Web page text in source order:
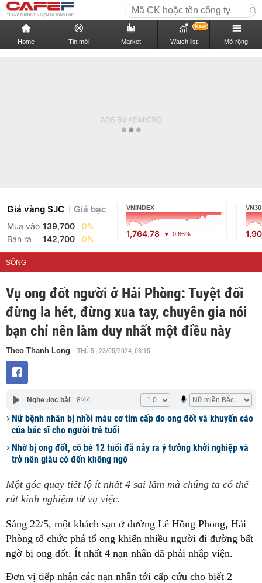
Home Tin mới Market Watch list
New
Mở rộng
Giá vàng SJC Giá bạc
Mua vào 139,700
0%
Bán ra
142,700 0%
VNINDEX
1,764.78 -0.66%
VN30
SỐNG
Vụ ong đốt người ở Hải Phòng: Tuyệt đối
đừng la hét, đừng xua tay, chuyên gia nói
bạn chỉ nên làm duy nhất một điều này
Theo Thanh Long - THỨ 5 , 23/05/2024, 08:15
Nghe đọc bài 8:44
Nữ bệnh nhân bị nhồi máu cơ tim cấp do ong đốt và khuyến cáo
của bác sĩ cho người trẻ tuổi
Nhờ bị ong đốt, cô bé 12 tuổi đã nảy ra ý tưởng khởi nghiệp và
trở nên giàu có đến không ngờ
Một góc quay tiết lộ ít nhất 4 sai lầm mà chúng ta có thể
rút kinh nghiệm từ vụ việc.
Sáng 22/5, một khách sạn ở đường Lê Hồng Phong, Hải
Phòng tổ chức phá tổ ong khiến nhiều người đi đường bất
ngờ bị ong đốt. Ít nhất 4 nạn nhân đã phải nhập viện.
Đơn vị tiếp nhận các nạn nhân tới cấp cứu cho biết 2